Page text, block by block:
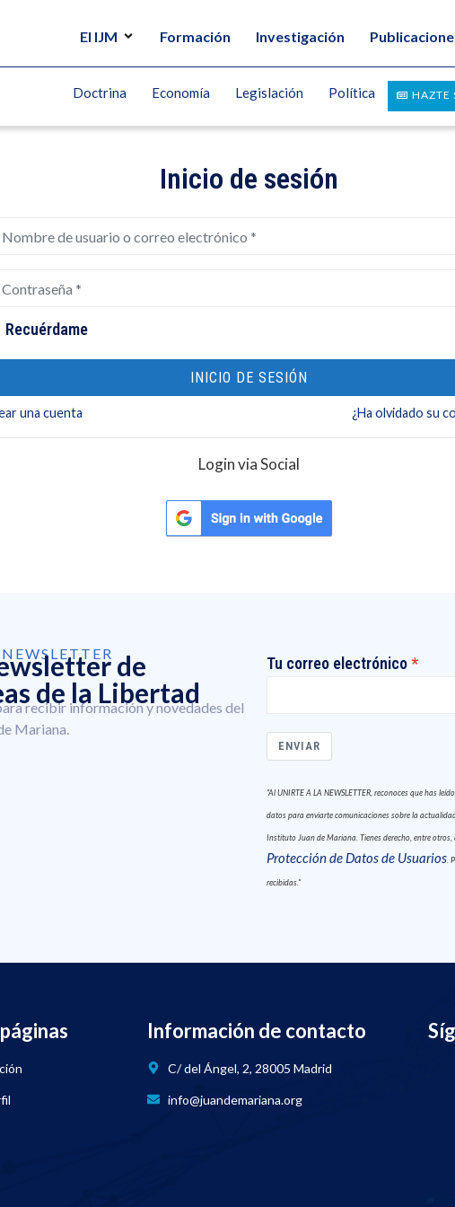
El IJM Formación Investigación
HAZTE
Doctrina Economía Legislación Política
Inicio de sesión
Recuérdame
INICIO DE SESIÓN
una cuenta ¿Ha olvidado su
Login via Social
de
de la Libertad
recibir información y novedades del
Mariana.
Tu correo electrónico
ENVIAR
"Al UNIRTE A LA NEWSLETTER, reconoces que has
datos para enviarte comunicaciones sobre la
Instituto Juan de Mariana. Tienes derecho, entre
Protección de Datos de Usuarios .
recibidas."
Información de contacto
C/ del Ángel, 2, 28005 Madrid
info@juandemariana.org